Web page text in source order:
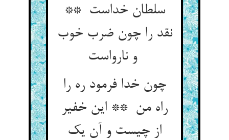
سلطان خداست **
نقد را چون ضرب خوب
و نارواست
چون خدا فرمود ره را
راه من ** این خفیر
از چیست و آن یک